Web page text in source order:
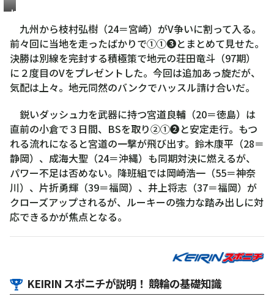
枝
弘
樹
九州から枝村弘樹（24＝宮崎）がV争いに割って入る。
前々回に当地を走ったばかりで①①❸とまとめて見せた。
決勝は別線を完封する積極策で地元の荘田竜斗（97期）
に２度目のVをプレゼントした。今回は追加あっ旋だが、
気配は上々。地元同然のバンクでハッスル請け合いだ。
鋭いダッシュ力を武器に持つ宮道良輔（20＝徳島）は
直前の小倉で３日間、BSを取り②①❷と安定走行。もつ
れる流れになると宮道の一撃が飛び出す。鈴木康平（28＝
静岡）、成海大聖（24＝沖縄）も同期対決に燃えるが、
パワー不足は否めない。降班組では岡崎浩一（55＝神奈
川）、片折勇輝（39＝福岡）、井上将志（37＝福岡）が
クローズアップされるが、ルーキーの強力な踏み出しに対
応できるかが焦点となる。
KEIRIN スポニチが説明！ 競輪の基礎知識